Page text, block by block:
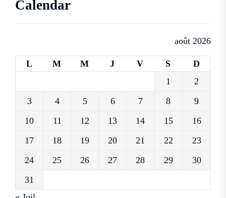
Calendar
août 2026
L M M J V S
D
1
2
3
4 5 6 7 8
9
10
11 12 13 14 15
16
17
18 19 20 21 22
23
24
25 26 27 28 29
30
31